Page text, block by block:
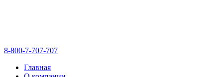
8-800-7-707-707
Главная